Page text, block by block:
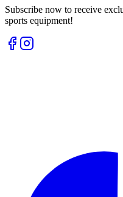
Subscribe now to receive
sports equipment!